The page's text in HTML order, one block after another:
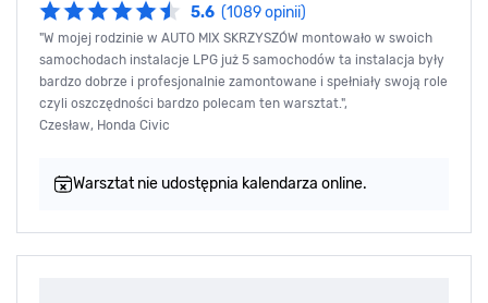
5.6 (1089 opinii)
"W mojej rodzinie w AUTO MIX SKRZYSZÓW montowało w swoich
samochodach instalacje LPG już 5 samochodów ta instalacja były
bardzo dobrze i profesjonalnie zamontowane i spełniały swoją role
czyli oszczędności bardzo polecam ten warsztat.",
Czesław, Honda Civic
Warsztat nie udostępnia kalendarza online.